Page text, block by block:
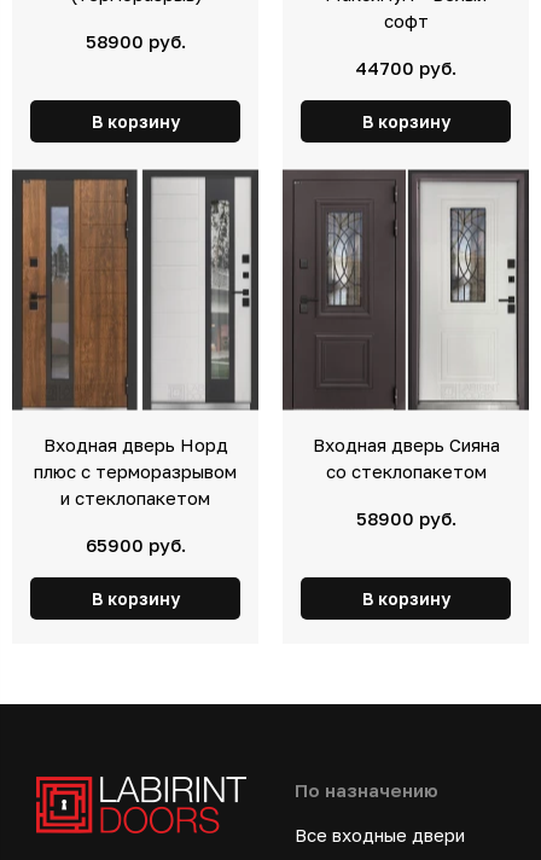
58900 руб.
В корзину
софт
44700 руб.
В корзину
Входная дверь Норд
плюс с терморазрывом
и стеклопакетом
65900 руб.
В корзину
Входная дверь Сияна
со стеклопакетом
58900 руб.
В корзину
По назначению
Все входные двери